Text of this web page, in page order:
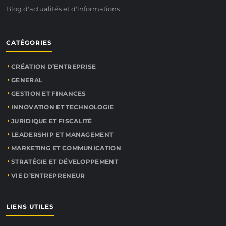
Blog d'actualités et d'informations
CATÉGORIES
CRÉATION D’ENTREPRISE
GENERAL
GESTION ET FINANCES
INNOVATION ET TECHNOLOGIE
JURIDIQUE ET FISCALITÉ
LEADERSHIP ET MANAGEMENT
MARKETING ET COMMUNICATION
STRATÉGIE ET DÉVELOPPEMENT
VIE D’ENTREPRENEUR
LIENS UTILES